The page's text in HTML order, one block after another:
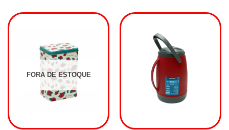
FORA DE ESTOQUE